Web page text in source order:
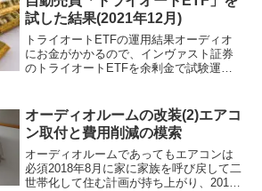
試した結果(2021年12月)
トライオートETFの運用結果オーディオ
にお金がかかるので、インヴァスト証券
のトライオートETFを余剰金で試験運用
の影響で株価が暴落していた時期でした
が、想定していた...
オーディオルームの改装(2)エアコ
ン取付と費用削減の模索
オーディオルームであってもエアコンは
必須2018年8月に家に家族を呼び戻して二
世帯化して住む計画が持ち上がり、2018